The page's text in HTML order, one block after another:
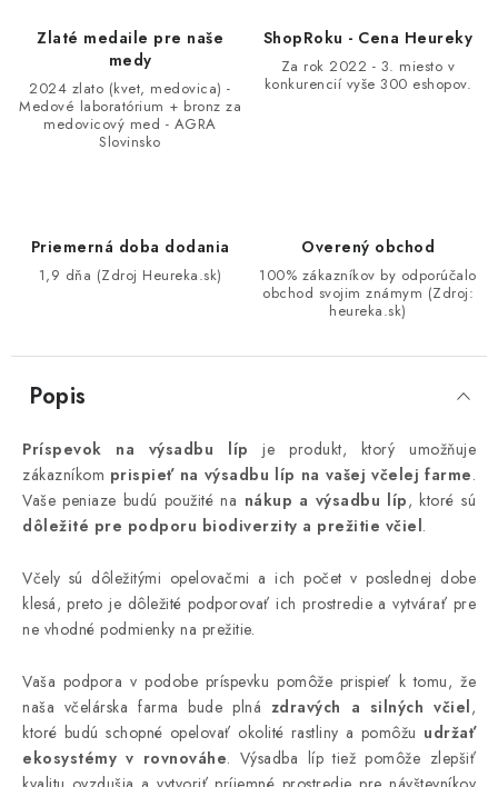
Zlaté medaile pre naše
medy
2024 zlato (kvet, medovica) -
Medové laboratórium + bronz za
medovicový med - AGRA
Slovinsko
ShopRoku - Cena Heureky
Za rok 2022 - 3. miesto v
konkurencií vyše 300 eshopov.
Priemerná doba dodania
1,9 dňa (Zdroj Heureka.sk)
Overený obchod
100% zákazníkov by odporúčalo
obchod svojim známym (Zdroj:
heureka.sk)
Popis
Príspevok na výsadbu líp je produkt, ktorý umožňuje
zákazníkom prispieť na výsadbu líp na vašej včelej farme.
Vaše peniaze budú použité na nákup a výsadbu líp, ktoré sú
dôležité pre podporu biodiverzity a prežitie včiel.
Včely sú dôležitými opelovačmi a ich počet v poslednej dobe
klesá, preto je dôležité podporovať ich prostredie a vytvárať pre
ne vhodné podmienky na prežitie.
Vaša podpora v podobe príspevku pomôže prispieť k tomu, že
naša včelárska farma bude plná zdravých a silných včiel,
ktoré budú schopné opelovať okolité rastliny a pomôžu udržať
ekosystémy v rovnováhe. Výsadba líp tiež pomôže zlepšiť